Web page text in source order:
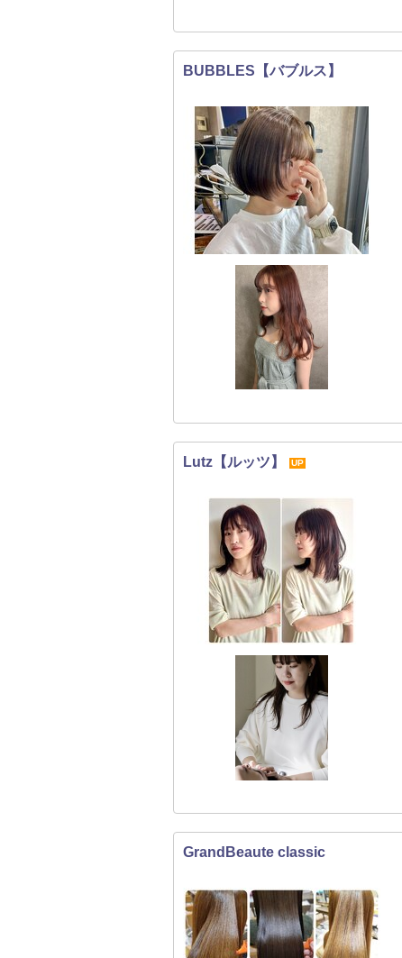
BUBBLES【バブルス】
Lutz【ルッツ】 UP
GrandBeaute classic